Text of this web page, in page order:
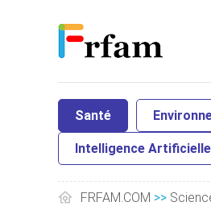
Santé
Intelligence Artificielle
FRFAM.COM >>